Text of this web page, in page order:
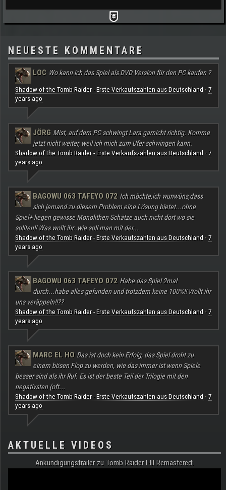
NEUESTE KOMMENTARE
LOC Wo kann ich das Spiel als DVD Version für den PC kaufen ?
Shadow of the Tomb Raider - Erste Verkaufszahlen aus Deutschland · 7
years ago
JÖRG Mist, auf dem PC schwingt Lara garnicht richtig. Komme
jetzt nicht weiter, weil ich mich zum Ufer schwingen kann.
Shadow of the Tomb Raider - Erste Verkaufszahlen aus Deutschland · 7
years ago
BAGOWU 063 TAFEYO 072 Ich möchte,ich wunwüns,dass
sich jemand zu diesem Problem eine Lösung bietet...ohne
Spiel+ liegen gewisse Monolithen Schätze auch nicht dort wo sie
sollten!! Was wollt ihr..wie soll man mit der...
Shadow of the Tomb Raider - Erste Verkaufszahlen aus Deutschland · 7
years ago
BAGOWU 063 TAFEYO 072 Habe das Spiel 2mal
durch...habe alles gefunden und trotzdem keine 100%!! Wollt ihr
uns veräppeln!!??
Shadow of the Tomb Raider - Erste Verkaufszahlen aus Deutschland · 7
years ago
MARC EL HO Das ist doch kein Erfolg, das Spiel droht zu
einem bösen Flop zu werden, wie das immer ist wenn Spiele
besser sind als ihr Ruf. Es ist der beste Teil der Trilogie mit den
negativsten (oft...
Shadow of the Tomb Raider - Erste Verkaufszahlen aus Deutschland · 7
years ago
AKTUELLE VIDEOS
Ankündigungstrailer zu Tomb Raider I-III Remastered: